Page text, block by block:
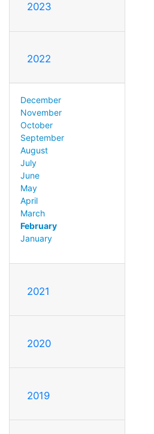
2023
2022
December
November
October
September
August
July
June
May
April
March
February
January
2021
2020
2019